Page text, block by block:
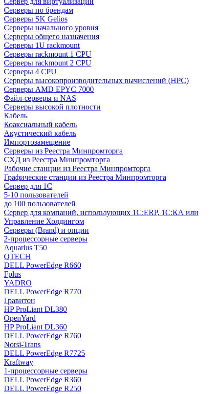
Серверы по брендам
Серверы SK Gelios
Серверы начального уровня
Серверы общего назначения
Серверы 1U rackmount
Серверы rackmount 1 CPU
Серверы rackmount 2 CPU
Серверы 4 CPU
Серверы высокопроизводительных вычислений (HPC)
Серверы AMD EPYC 7000
Файл-серверы и NAS
Серверы высокой плотности
Кабель
Коаксиальный кабель
Акустический кабель
Импортозамещение
Серверы из Реестра Минпромторга
СХД из Реестра Минпромторга
Рабочие станции из Реестра Минпромторга
Графические станции из Реестра Минпромторга
Сервер для 1С
5-10 пользователей
до 100 пользователей
Сервер для компаний, использующих 1C:ERP, 1С:КА или
Управление Холдингом
Серверы (Brand) и опции
2-процессорные серверы
Aquarius T50
QTECH
DELL PowerEdge R660
Fplus
YADRO
DELL PowerEdge R770
Гравитон
HP ProLiant DL380
OpenYard
HP ProLiant DL360
DELL PowerEdge R760
Norsi-Trans
DELL PowerEdge R7725
Kraftway
1-процессорные серверы
DELL PowerEdge R360
DELL PowerEdge R250